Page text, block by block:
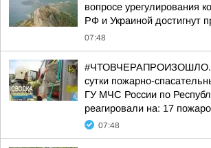
вопросе урегулирования
РФ и Украиной достигнут
07:48
#ЧТОВЧЕРАПРОИЗОШЛО.
сутки пожарно-
ГУ МЧС России по
реагировали на: 17
07:48